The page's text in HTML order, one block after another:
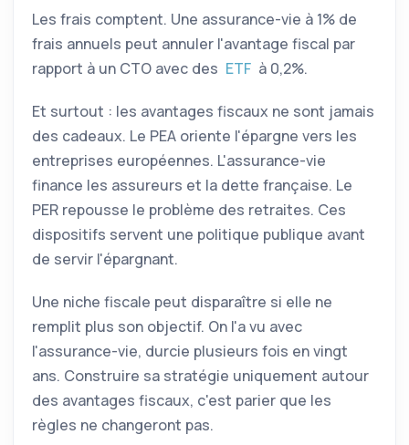
Les frais comptent. Une assurance-vie à 1% de
frais annuels peut annuler l'avantage fiscal par
rapport à un CTO avec des ETF à 0,2%.
Et surtout : les avantages fiscaux ne sont jamais
des cadeaux. Le PEA oriente l'épargne vers les
entreprises européennes. L'assurance-vie
finance les assureurs et la dette française. Le
PER repousse le problème des retraites. Ces
dispositifs servent une politique publique avant
de servir l'épargnant.
Une niche fiscale peut disparaître si elle ne
remplit plus son objectif. On l'a vu avec
l'assurance-vie, durcie plusieurs fois en vingt
ans. Construire sa stratégie uniquement autour
des avantages fiscaux, c'est parier que les
règles ne changeront pas.